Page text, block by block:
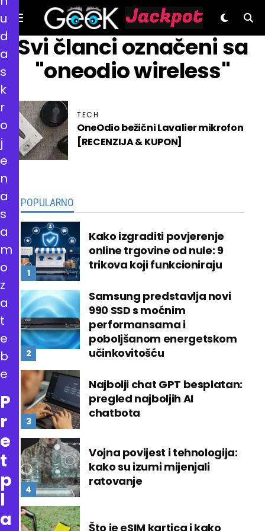
GeeK.hr
Svi članci označeni sa
"oneodio wireless"
TECH
OneOdio bežični Lavalier mikrofon
[RECENZIJA & KUPON]
POPULARNO
Kako izgraditi povjerenje
online trgovine od nule: 9
trikova koji funkcioniraju
Samsung predstavlja novi
990 SSD s moćnim
performansama i
poboljšanom energetskom
učinkovitošću
Najbolji chat GPT besplatan:
pregled najboljih AI
chatbota
Vojna povijest i tehnologija:
kako su izumi mijenjali
ratovanje
Što je eSIM kartica i kako
u
d
a
s
k
r
o
j
e
n
a
s
a
m
o
z
a
t
e
b
e
P
r
e
t
p
l
a